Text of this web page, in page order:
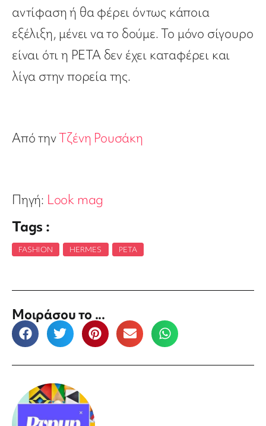
αντίφαση ή θα φέρει όντως κάποια
εξέλιξη, μένει να το δούμε. Το μόνο σίγουρο
είναι ότι η PETA δεν έχει καταφέρει και
λίγα στην πορεία της.
Από τηνΤζένη Ρουσάκη
Πηγή: Look mag
Tags :
FASHION HERMES PETA
Μοιράσου το ...